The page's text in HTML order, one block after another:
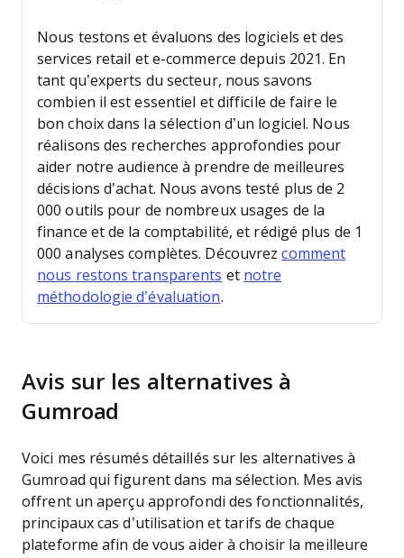
Nous testons et évaluons des logiciels et des
services retail et e-commerce depuis 2021. En
tant qu’experts du secteur, nous savons
combien il est essentiel et difficile de faire le
bon choix dans la sélection d’un logiciel. Nous
réalisons des recherches approfondies pour
aider notre audience à prendre de meilleures
décisions d’achat. Nous avons testé plus de 2
000 outils pour de nombreux usages de la
finance et de la comptabilité, et rédigé plus de 1
000 analyses complètes. Découvrezcomment
nous restons transparents et notre
méthodologie d’évaluation.
Avis sur les alternatives à
Gumroad
Voici mes résumés détaillés sur les alternatives à
Gumroad qui figurent dans ma sélection. Mes avis
offrent un aperçu approfondi des fonctionnalités,
principaux cas d’utilisation et tarifs de chaque
plateforme afin de vous aider à choisir la meilleure